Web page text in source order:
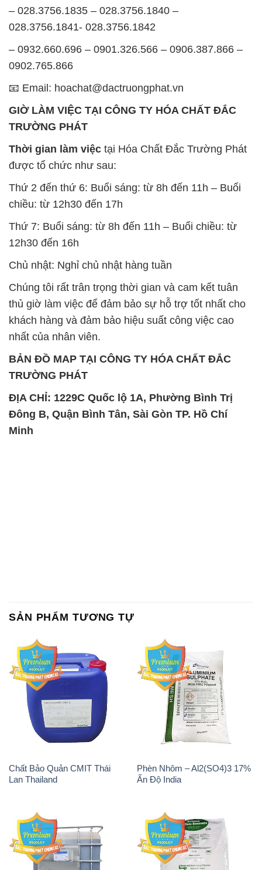
– 028.3756.1835 – 028.3756.1840 –
028.3756.1841- 028.3756.1842
– 0932.660.696 – 0901.326.566 – 0906.387.866 –
0902.765.866
📧 Email: hoachat@dactruongphat.vn
GIỜ LÀM VIỆC TẠI CÔNG TY HÓA CHẤT ĐẮC
TRƯỜNG PHÁT
Thời gian làm việc tại Hóa Chất Đắc Trường Phát
được tổ chức như sau:
Thứ 2 đến thứ 6: Buổi sáng: từ 8h đến 11h – Buổi
chiều: từ 12h30 đến 17h
Thứ 7: Buổi sáng: từ 8h đến 11h – Buổi chiều: từ
12h30 đến 16h
Chủ nhật: Nghỉ chủ nhật hàng tuần
Chúng tôi rất trân trọng thời gian và cam kết tuân
thủ giờ làm việc để đảm bảo sự hỗ trợ tốt nhất cho
khách hàng và đảm bảo hiệu suất công việc cao
nhất của nhân viên.
BẢN ĐỒ MAP TẠI CÔNG TY HÓA CHẤT ĐẮC
TRƯỜNG PHÁT
ĐỊA CHỈ: 1229C Quốc lộ 1A, Phường Bình Trị
Đông B, Quận Bình Tân, Sài Gòn TP. Hồ Chí
Minh
SẢN PHẨM TƯƠNG TỰ
Chất Bảo Quản CMIT Thái
Lan Thailand
Phèn Nhôm – Al2(SO4)3 17%
Ấn Độ India